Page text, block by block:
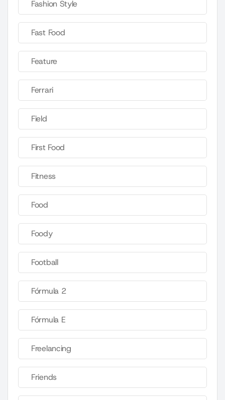
Fashion Style
Fast Food
Feature
Ferrari
Field
First Food
Fitness
Food
Foody
Football
Fórmula 2
Fórmula E
Freelancing
Friends